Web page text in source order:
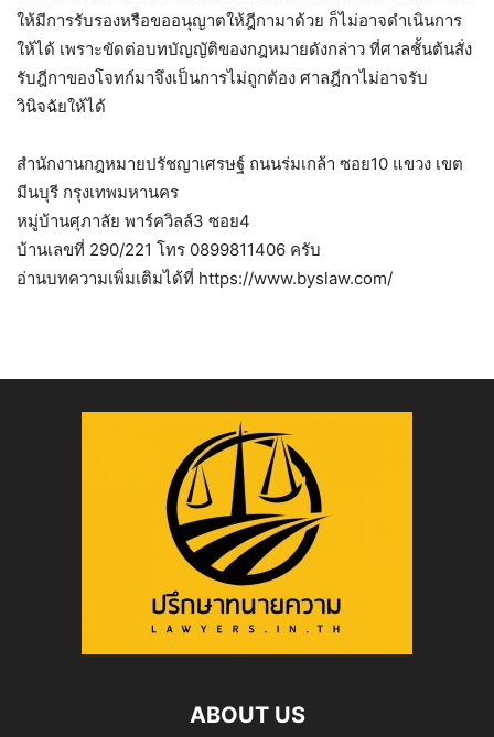
ให้มีการรับรองหรือขออนุญาตให้ฎีกามาด้วย ก็ไม่อาจดำเนินการ
ให้ได้ เพราะขัดต่อบทบัญญัติของกฎหมายดังกล่าว ที่ศาลชั้นต้นสั่ง
รับฎีกาของโจทก์มาจึงเป็นการไม่ถูกต้อง ศาลฎีกาไม่อาจรับ
วินิจฉัยให้ได้
สำนักงานกฎหมายปรัชญาเศรษฐ์ ถนนร่มเกล้า ซอย10 แขวง เขต
มีนบุรี กรุงเทพมหานคร
หมู่บ้านศุภาลัย พาร์ควิลล์3 ซอย4
บ้านเลขที่ 290/221 โทร 0899811406 ครับ
อ่านบทความเพิ่มเติมได้ที่ https://www.byslaw.com/
ABOUT US